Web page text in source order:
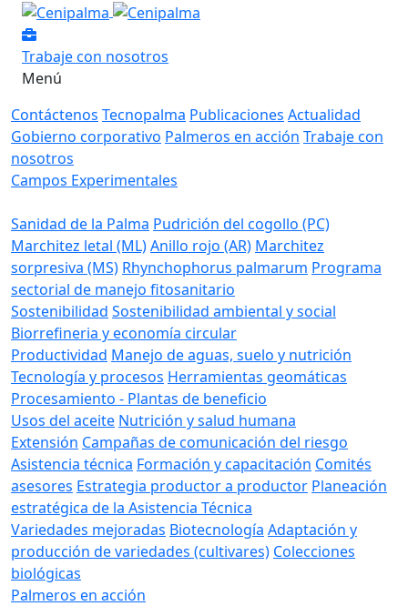
Trabaje con nosotros
Menú
Contáctenos Tecnopalma Publicaciones Actualidad
Gobierno corporativo Palmeros en acción Trabaje con
nosotros
Campos Experimentales
Sanidad de la Palma Pudrición del cogollo (PC)
Marchitez letal (ML)Anillo rojo (AR) Marchitez
sorpresiva (MS) Rhynchophorus palmarum Programa
sectorial de manejo fitosanitario
Sostenibilidad Sostenibilidad ambiental y social
Biorrefineria y economía circular
Productividad Manejo de aguas, suelo y nutrición
Tecnología y procesos Herramientas geomáticas
Procesamiento - Plantas de beneficio
Usos del aceite Nutrición y salud humana
Extensión Campañas de comunicación del riesgo
Asistencia técnica Formación y capacitación Comités
asesores Estrategia productor a productor Planeación
estratégica de la Asistencia Técnica
Variedades mejoradas Biotecnología Adaptación y
producción de variedades (cultivares) Colecciones
biológicas
Palmeros en acción